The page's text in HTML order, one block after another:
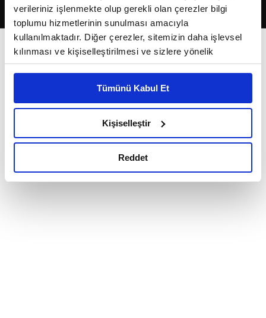
verileriniz işlenmekte olup gerekli olan çerezler bilgi
toplumu hizmetlerinin sunulması amacıyla
kullanılmaktadır. Diğer çerezler, sitemizin daha işlevsel
kılınması ve kişiselleştirilmesi ve sizlere yönelik
reklam/pazarlama faaliyetlerinin yapılması, amaçlarıyla
Çerezlere ilişkin tercihlerinizi çerez paneli vasıtasıyla
belirleyebilirsiniz. Çerezlere ilişkin detaylı bilgi için
Ayarlar butonuna tıklayabilir,Çerez Bilgilendirme
Metnimizi ziyaret edebilirsiniz.
okumak ve sitemizi ziyaretiniz kapsamında
Tümünü Kabul Et
Kişiselleştir
Reddet